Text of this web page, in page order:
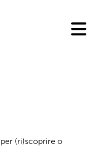
(ri)scoprire o